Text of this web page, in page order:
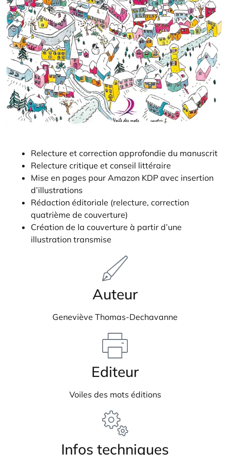
Relecture et correction approfondie du manuscrit
Relecture critique et conseil littéraire
Mise en pages pour Amazon KDP avec insertion
d’illustrations
Rédaction éditoriale (relecture, correction
quatrième de couverture)
Création de la couverture à partir d’une
illustration transmise
Auteur
Geneviève Thomas-Dechavanne
Editeur
Voiles des mots éditions
Infos techniques